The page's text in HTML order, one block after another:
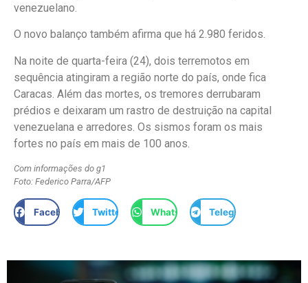
venezuelano.
O novo balanço também afirma que há 2.980 feridos.
Na noite de quarta-feira (24), dois terremotos em
sequência atingiram a região norte do país, onde fica
Caracas. Além das mortes, os tremores derrubaram
prédios e deixaram um rastro de destruição na capital
venezuelana e arredores. Os sismos foram os mais
fortes no país em mais de 100 anos.
Com informações do g1
Foto: Federico Parra/AFP
Facebook Twitter WhatsApp Telegram